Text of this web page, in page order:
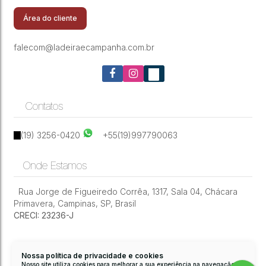
Nossa política de privacidade e cookies
Nosso site utiliza cookies para melhorar a sua experiência na navegação.
Campinas/Sp
Área do cliente
falecom@ladeiraecampanha.com.br
Contatos
(19) 3256-0420 +55(19)997790063
Onde Estamos
Rua Jorge de Figueiredo Corrêa, 1317, Sala 04, Chácara
Primavera, Campinas, SP, Brasil
CRECI: 23236-J